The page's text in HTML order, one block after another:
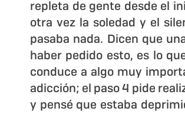
repleta de gente desde el
otra vez la soledad y el
pasaba nada. Dicen que
haber pedido esto, es lo
conduce a algo muy
adicción; el paso 4 pide
y pensé que estaba